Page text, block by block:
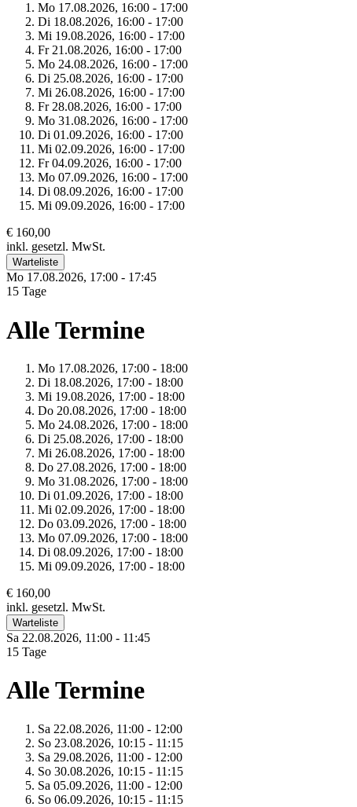
Mo 17.08.2026, 16:00 - 17:00
Di 18.08.2026, 16:00 - 17:00
Mi 19.08.2026, 16:00 - 17:00
Fr 21.08.2026, 16:00 - 17:00
Mo 24.08.2026, 16:00 - 17:00
Di 25.08.2026, 16:00 - 17:00
Mi 26.08.2026, 16:00 - 17:00
Fr 28.08.2026, 16:00 - 17:00
Mo 31.08.2026, 16:00 - 17:00
Di 01.09.2026, 16:00 - 17:00
Mi 02.09.2026, 16:00 - 17:00
Fr 04.09.2026, 16:00 - 17:00
Mo 07.09.2026, 16:00 - 17:00
Di 08.09.2026, 16:00 - 17:00
Mi 09.09.2026, 16:00 - 17:00
€ 160,00
inkl. gesetzl. MwSt.
Warteliste
Mo 17.08.2026, 17:00 - 17:45
15 Tage
Alle Termine
Mo 17.08.2026, 17:00 - 18:00
Di 18.08.2026, 17:00 - 18:00
Mi 19.08.2026, 17:00 - 18:00
Do 20.08.2026, 17:00 - 18:00
Mo 24.08.2026, 17:00 - 18:00
Di 25.08.2026, 17:00 - 18:00
Mi 26.08.2026, 17:00 - 18:00
Do 27.08.2026, 17:00 - 18:00
Mo 31.08.2026, 17:00 - 18:00
Di 01.09.2026, 17:00 - 18:00
Mi 02.09.2026, 17:00 - 18:00
Do 03.09.2026, 17:00 - 18:00
Mo 07.09.2026, 17:00 - 18:00
Di 08.09.2026, 17:00 - 18:00
Mi 09.09.2026, 17:00 - 18:00
€ 160,00
inkl. gesetzl. MwSt.
Warteliste
Sa 22.08.2026, 11:00 - 11:45
15 Tage
Alle Termine
Sa 22.08.2026, 11:00 - 12:00
So 23.08.2026, 10:15 - 11:15
Sa 29.08.2026, 11:00 - 12:00
So 30.08.2026, 10:15 - 11:15
Sa 05.09.2026, 11:00 - 12:00
So 06.09.2026, 10:15 - 11:15